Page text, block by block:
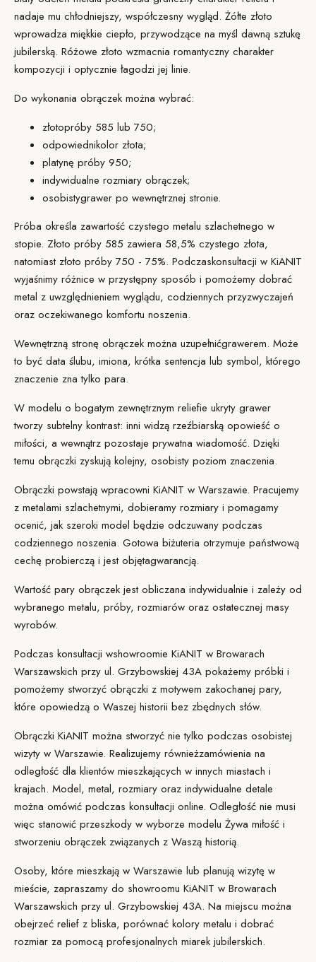
nadaje mu chłodniejszy, współczesny wygląd. Żółte złoto
wprowadza miękkie ciepło, przywodzące na myśl dawną sztukę
jubilerską. Różowe złoto wzmacnia romantyczny charakter
kompozycji i optycznie łagodzi jej linie.
Do wykonania obrączek można wybrać:
złotopróby 585 lub 750;
odpowiednikolor złota;
platynę próby 950;
indywidualne rozmiary obrączek;
osobistygrawer po wewnętrznej stronie.
Próba określa zawartość czystego metalu szlachetnego w
stopie. Złoto próby 585 zawiera 58,5% czystego złota,
natomiast złoto próby 750 - 75%. Podczaskonsultacji w KiANIT
wyjaśnimy różnice w przystępny sposób i pomożemy dobrać
metal z uwzględnieniem wyglądu, codziennych przyzwyczajeń
oraz oczekiwanego komfortu noszenia.
Wewnętrzną stronę obrączek można uzupełnićgrawerem. Może
to być data ślubu, imiona, krótka sentencja lub symbol, którego
znaczenie zna tylko para.
W modelu o bogatym zewnętrznym reliefie ukryty grawer
tworzy subtelny kontrast: inni widzą rzeźbiarską opowieść o
miłości, a wewnątrz pozostaje prywatna wiadomość. Dzięki
temu obrączki zyskują kolejny, osobisty poziom znaczenia.
Obrączki powstają wpracowni KiANIT w Warszawie. Pracujemy
z metalami szlachetnymi, dobieramy rozmiary i pomagamy
ocenić, jak szeroki model będzie odczuwany podczas
codziennego noszenia. Gotowa biżuteria otrzymuje państwową
cechę probierczą i jest objętagwarancją.
Wartość pary obrączek jest obliczana indywidualnie i zależy od
wybranego metalu, próby, rozmiarów oraz ostatecznej masy
wyrobów.
Podczas konsultacji wshowroomie KiANIT w Browarach
Warszawskich przy ul. Grzybowskiej 43A pokażemy próbki i
pomożemy stworzyć obrączki z motywem zakochanej pary,
które opowiedzą o Waszej historii bez zbędnych słów.
Obrączki KiANIT można stworzyć nie tylko podczas osobistej
wizyty w Warszawie. Realizujemy równieżzamówienia na
odległość dla klientów mieszkających w innych miastach i
krajach. Model, metal, rozmiary oraz indywidualne detale
można omówić podczas konsultacji online. Odległość nie musi
więc stanowić przeszkody w wyborze modelu Żywa miłość i
stworzeniu obrączek związanych z Waszą historią.
Osoby, które mieszkają w Warszawie lub planują wizytę w
mieście, zapraszamy do showroomu KiANIT w Browarach
Warszawskich przy ul. Grzybowskiej 43A. Na miejscu można
obejrzeć relief z bliska, porównać kolory metalu i dobrać
rozmiar za pomocą profesjonalnych miarek jubilerskich.